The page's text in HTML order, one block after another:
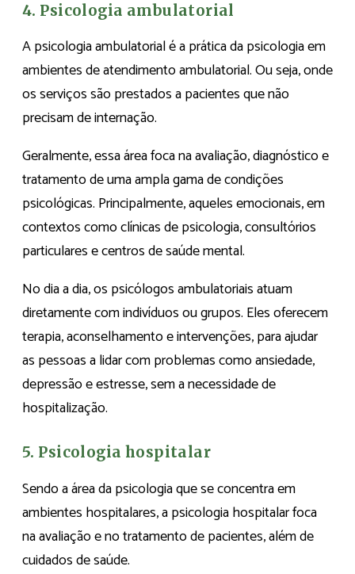
4. Psicologia ambulatorial
A psicologia ambulatorial é a prática da psicologia em
ambientes de atendimento ambulatorial. Ou seja, onde
os serviços são prestados a pacientes que não
precisam de internação.
Geralmente, essa área foca na avaliação, diagnóstico e
tratamento de uma ampla gama de condições
psicológicas. Principalmente, aqueles emocionais, em
contextos como clínicas de psicologia, consultórios
particulares e centros de saúde mental.
No dia a dia, os psicólogos ambulatoriais atuam
diretamente com indivíduos ou grupos. Eles oferecem
terapia, aconselhamento e intervenções, para ajudar
as pessoas a lidar com problemas como ansiedade,
depressão e estresse, sem a necessidade de
hospitalização.
5. Psicologia hospitalar
Sendo a área da psicologia que se concentra em
ambientes hospitalares, a psicologia hospitalar foca
na avaliação e no tratamento de pacientes, além de
cuidados de saúde.